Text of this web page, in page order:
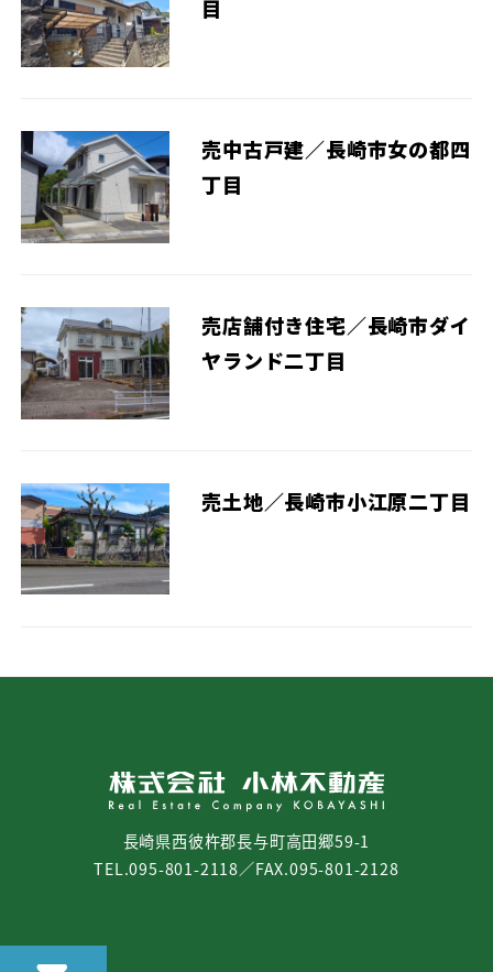
目
売中古戸建／長崎市女の都四
丁目
売店舗付き住宅／長崎市ダイ
ヤランド二丁目
売土地／長崎市小江原二丁目
長崎県西彼杵郡長与町高田郷59-1
TEL.095-801-2118／FAX.095-801-2128